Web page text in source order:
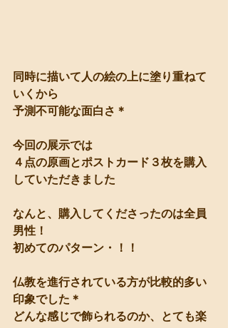
同時に描いて人の絵の上に塗り重ねて
いくから
予測不可能な面白さ＊
今回の展示では
４点の原画とポストカード３枚を購入
していただきました
なんと、購入してくださったのは全員
男性！
初めてのパターン・！！
仏教を進行されている方が比較的多い
印象でした＊
どんな感じで飾られるのか、とても楽